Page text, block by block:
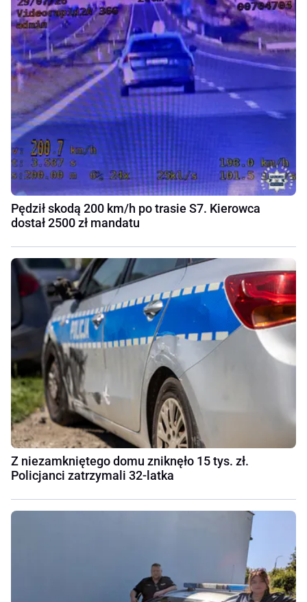
Pędził skodą 200 km/h po trasie S7. Kierowca
dostał 2500 zł mandatu
Z niezamkniętego domu zniknęło 15 tys. zł.
Policjanci zatrzymali 32-latka